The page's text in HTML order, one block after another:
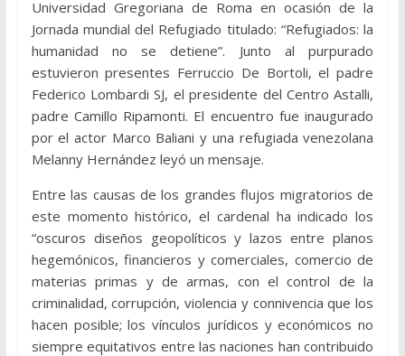
Universidad Gregoriana de Roma en ocasión de la
Jornada mundial del Refugiado titulado: “Refugiados: la
humanidad no se detiene”. Junto al purpurado
estuvieron presentes Ferruccio De Bortoli, el padre
Federico Lombardi SJ, el presidente del Centro Astalli,
padre Camillo Ripamonti. El encuentro fue inaugurado
por el actor Marco Baliani y una refugiada venezolana
Melanny Hernández leyó un mensaje.
Entre las causas de los grandes flujos migratorios de
este momento histórico, el cardenal ha indicado los
“oscuros diseños geopolíticos y lazos entre planos
hegemónicos, financieros y comerciales, comercio de
materias primas y de armas, con el control de la
criminalidad, corrupción, violencia y connivencia que los
hacen posible; los vínculos jurídicos y económicos no
siempre equitativos entre las naciones han contribuido